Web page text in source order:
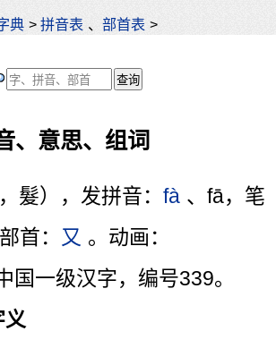
典 >拼音表 、部首表 >
、意思、组词
，髮），发拼音：fà 、fā，笔
首： 又 。动画：
国一级汉字，编号339。